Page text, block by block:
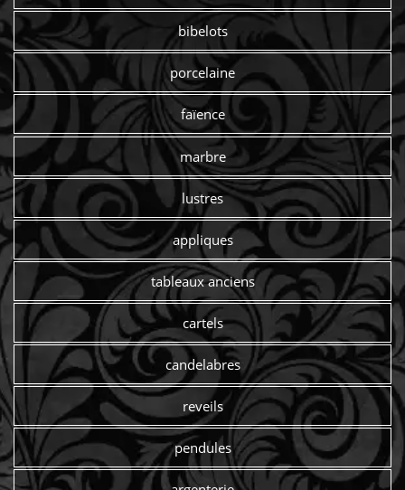
bibelots
porcelaine
faïence
marbre
lustres
appliques
tableaux anciens
cartels
candelabres
reveils
pendules